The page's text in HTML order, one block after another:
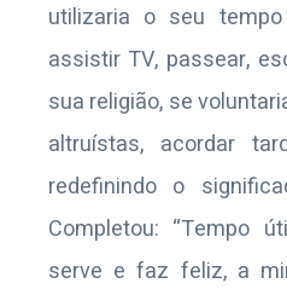
utilizaria o seu
assistir TV, passear,
sua religião, se
altruístas, acordar
redefinindo o
Completou: “Tempo
serve e faz feliz, a